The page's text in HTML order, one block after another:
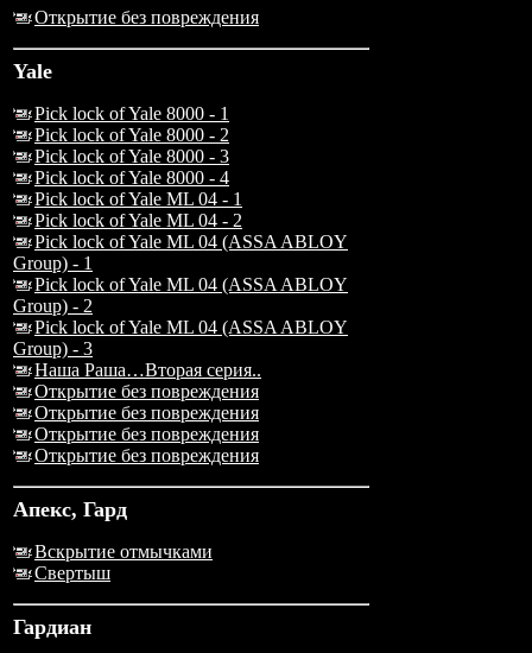
Открытие без повреждения
Yale
Pick lock of Yale 8000 - 1
Pick lock of Yale 8000 - 2
Pick lock of Yale 8000 - 3
Pick lock of Yale 8000 - 4
Pick lock of Yale ML 04 - 1
Pick lock of Yale ML 04 - 2
Pick lock of Yale ML 04 (ASSA ABLOY
Group) - 1
Pick lock of Yale ML 04 (ASSA ABLOY
Group) - 2
Pick lock of Yale ML 04 (ASSA ABLOY
Group) - 3
Наша Раша…Вторая серия..
Открытие без повреждения
Открытие без повреждения
Открытие без повреждения
Открытие без повреждения
Апекс, Гард
Вскрытие отмычками
Свертыш
Гардиан